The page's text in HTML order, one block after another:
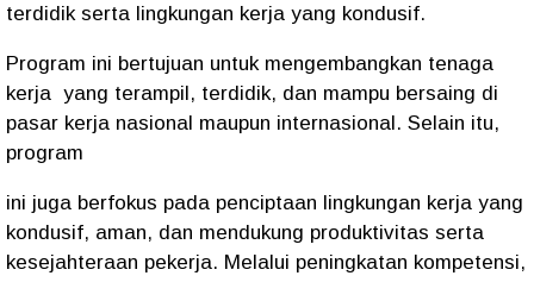
terdidik serta lingkungan kerja yang kondusif.
Program ini bertujuan untuk mengembangkan tenaga
kerja yang terampil, terdidik, dan mampu bersaing di
pasar kerja nasional maupun internasional. Selain itu,
program
ini juga berfokus pada penciptaan lingkungan kerja yang
kondusif, aman, dan mendukung produktivitas serta
kesejahteraan pekerja. Melalui peningkatan kompetensi,